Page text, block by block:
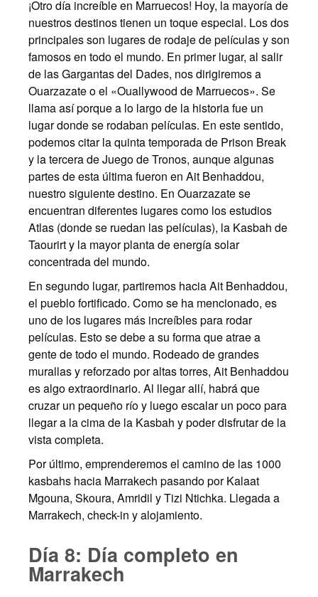
¡Otro día increíble en Marruecos! Hoy, la mayoría de
nuestros destinos tienen un toque especial. Los dos
principales son lugares de rodaje de películas y son
famosos en todo el mundo. En primer lugar, al salir
de las Gargantas del Dades, nos dirigiremos a
Ouarzazate o el «Ouallywood de Marruecos». Se
llama así porque a lo largo de la historia fue un
lugar donde se rodaban películas. En este sentido,
podemos citar la quinta temporada de Prison Break
y la tercera de Juego de Tronos, aunque algunas
partes de esta última fueron en Ait Benhaddou,
nuestro siguiente destino. En Ouarzazate se
encuentran diferentes lugares como los estudios
Atlas (donde se ruedan las películas), la Kasbah de
Taourirt y la mayor planta de energía solar
concentrada del mundo.
En segundo lugar, partiremos hacia Ait Benhaddou,
el pueblo fortificado. Como se ha mencionado, es
uno de los lugares más increíbles para rodar
películas. Esto se debe a su forma que atrae a
gente de todo el mundo. Rodeado de grandes
murallas y reforzado por altas torres, Ait Benhaddou
es algo extraordinario. Al llegar allí, habrá que
cruzar un pequeño río y luego escalar un poco para
llegar a la cima de la Kasbah y poder disfrutar de la
vista completa.
Por último, emprenderemos el camino de las 1000
kasbahs hacia Marrakech pasando por Kalaat
Mgouna, Skoura, Amridil y Tizi Ntichka. Llegada a
Marrakech, check-in y alojamiento.
Día 8: Día completo en
Marrakech